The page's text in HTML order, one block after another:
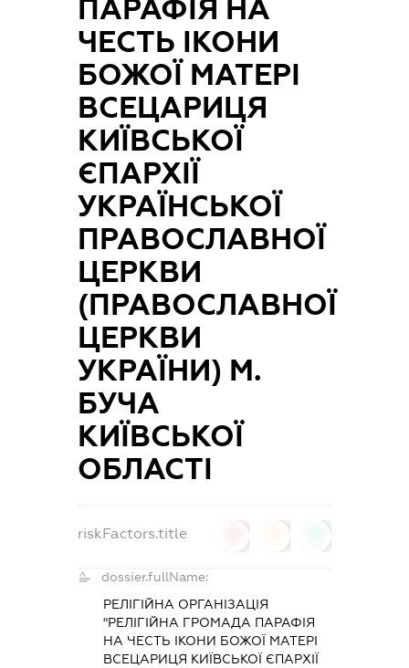
ПАРАФІЯ НА
ЧЕСТЬ ІКОНИ
БОЖОЇ МАТЕРІ
ВСЕЦАРИЦЯ
КИЇВСЬКОЇ
ЄПАРХІЇ
УКРАЇНСЬКОЇ
ПРАВОСЛАВНОЇ
ЦЕРКВИ
(ПРАВОСЛАВНОЇ
ЦЕРКВИ
УКРАЇНИ) М.
БУЧА
КИЇВСЬКОЇ
ОБЛАСТІ
riskFactors.title
dossier.fullName:
РЕЛІГІЙНА ОРГАНІЗАЦІЯ
"РЕЛІГІЙНА ГРОМАДА ПАРАФІЯ
НА ЧЕСТЬ ІКОНИ БОЖОЇ МАТЕРІ
ВСЕЦАРИЦЯ КИЇВСЬКОЇ ЄПАРХІЇ